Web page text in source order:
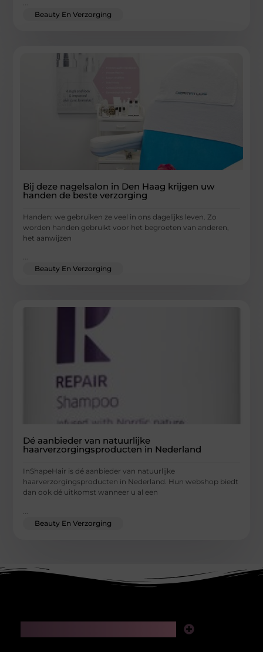
Beauty En Verzorging
Bij deze nagelsalon in Den Haag krijgen uw
handen de beste verzorging
Handen: we gebruiken ze veel in ons dagelijks leven. Zo
worden handen gebruikt voor het begroeten van anderen,
het aanwijzen
...
Beauty En Verzorging
Dé aanbieder van natuurlijke
haarverzorgingsproducten in Nederland
InShapeHair is dé aanbieder van natuurlijke
haarverzorgingsproducten in Nederland. Hun webshop biedt
dan ook dé uitkomst wanneer u al een
Beauty En Verzorging